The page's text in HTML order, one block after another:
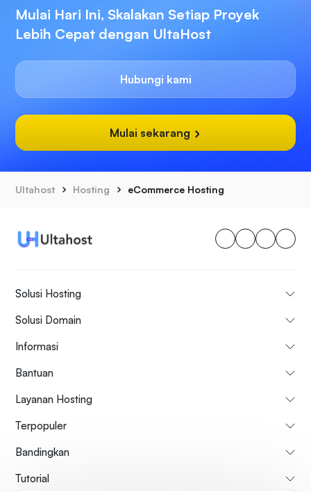
Mulai Hari Ini, Skalakan Setiap Proyek
Lebih Cepat dengan UltaHost
Hubungi kami
Mulai sekarang
Ultahost Hosting eCommerce Hosting
Solusi Hosting
Solusi Domain
Informasi
Bantuan
Layanan Hosting
Terpopuler
Bandingkan
Tutorial